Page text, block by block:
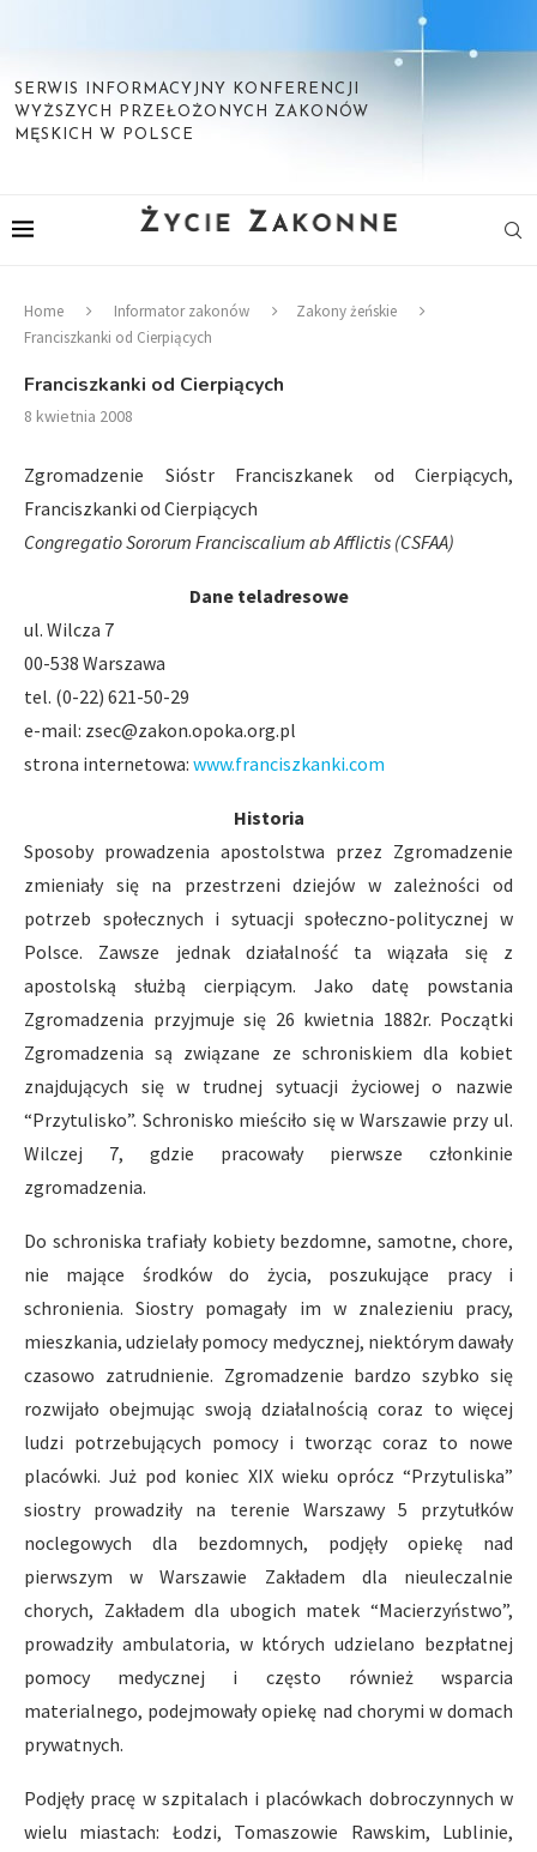
SERWIS INFORMACYJNY KONFERENCJI
WYŻSZYCH PRZEŁOŻONYCH ZAKONÓW
MĘSKICH W POLSCE
Home Informator zakonów
Zakony żeńskie
Franciszkanki od Cierpiących
Franciszkanki od Cierpiących
8 kwietnia 2008
Zgromadzenie Sióstr Franciszkanek od Cierpiących,
Franciszkanki od Cierpiących
Congregatio Sororum Franciscalium ab Afflictis (CSFAA)
Dane teladresowe
ul. Wilcza 7
00-538 Warszawa
tel. (0-22) 621-50-29
e-mail: zsec@zakon.opoka.org.pl
strona internetowa: www.franciszkanki.com
Historia
Sposoby prowadzenia apostolstwa przez Zgromadzenie
zmieniały się na przestrzeni dziejów w zależności od
potrzeb społecznych i sytuacji społeczno-politycznej w
Polsce. Zawsze jednak działalność ta wiązała się z
apostolską służbą cierpiącym. Jako datę powstania
Zgromadzenia przyjmuje się 26 kwietnia 1882r. Początki
Zgromadzenia są związane ze schroniskiem dla kobiet
znajdujących się w trudnej sytuacji życiowej o nazwie
“Przytulisko”. Schronisko mieściło się w Warszawie przy ul.
Wilczej 7, gdzie pracowały pierwsze członkinie
zgromadzenia.
Do schroniska trafiały kobiety bezdomne, samotne, chore,
nie mające środków do życia, poszukujące pracy i
schronienia. Siostry pomagały im w znalezieniu pracy,
mieszkania, udzielały pomocy medycznej, niektórym dawały
czasowo zatrudnienie. Zgromadzenie bardzo szybko się
rozwijało obejmując swoją działalnością coraz to więcej
ludzi potrzebujących pomocy i tworząc coraz to nowe
placówki. Już pod koniec XIX wieku oprócz “Przytuliska”
siostry prowadziły na terenie Warszawy 5 przytułków
noclegowych dla bezdomnych, podjęły opiekę nad
pierwszym w Warszawie Zakładem dla nieuleczalnie
chorych, Zakładem dla ubogich matek “Macierzyństwo”,
prowadziły ambulatoria, w których udzielano bezpłatnej
pomocy medycznej i często również wsparcia
materialnego, podejmowały opiekę nad chorymi w domach
prywatnych.
Podjęły pracę w szpitalach i placówkach dobroczynnych w
wielu miastach: Łodzi, Tomaszowie Rawskim, Lublinie,